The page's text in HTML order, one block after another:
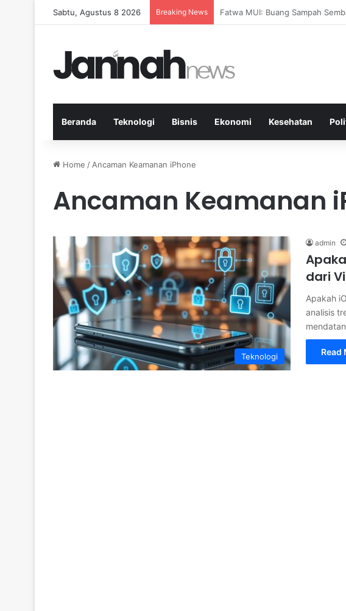
Sabtu, Agustus 8 2026 Breaking News Pep Guardiola Bergembira
Beranda Teknologi Bisnis Ekonomi Kesehatan
Home / Ancaman Keamanan iPhone
Ancaman Keamanan
Teknologi
admin
dari
Apakah
analisis
Read